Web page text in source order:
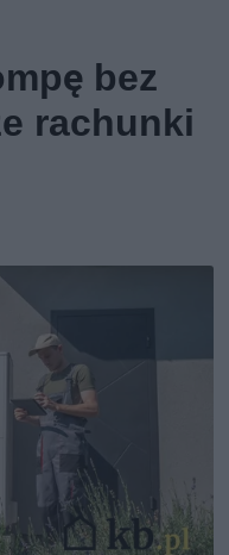
bez
rachunki